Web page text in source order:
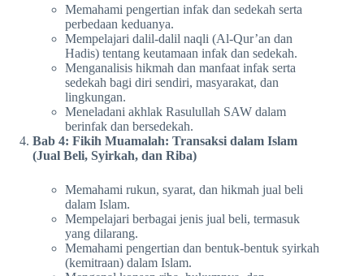
Memahami pengertian infak dan sedekah serta
perbedaan keduanya.
Mempelajari dalil-dalil naqli (Al-Qur’an dan
Hadis) tentang keutamaan infak dan sedekah.
Menganalisis hikmah dan manfaat infak serta
sedekah bagi diri sendiri, masyarakat, dan
lingkungan.
Meneladani akhlak Rasulullah SAW dalam
berinfak dan bersedekah.
Bab 4: Fikih Muamalah: Transaksi dalam Islam
(Jual Beli, Syirkah, dan Riba)
Memahami rukun, syarat, dan hikmah jual beli
dalam Islam.
Mempelajari berbagai jenis jual beli, termasuk
yang dilarang.
Memahami pengertian dan bentuk-bentuk syirkah
(kemitraan) dalam Islam.